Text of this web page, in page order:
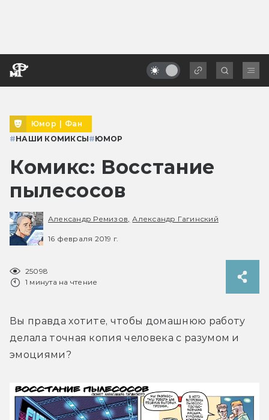
Юмор | Фан
#НАШИ КОМИКСЫ#ЮМОР
Комикс: Восстание
пылесосов
Александр Ремизов, Александр Гагинский
16 февраля 2019 г.
25098
1 минута на чтение
Вы правда хотите, чтобы домашнюю работу
делала точная копия человека с разумом и
эмоциями?